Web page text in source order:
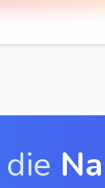
die